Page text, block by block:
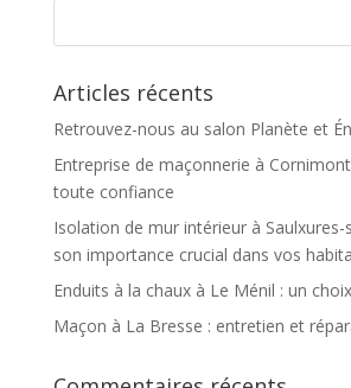
Articles récents
Retrouvez-nous au salon Planète et
Entreprise de maçonnerie à
toute confiance
Isolation de mur intérieur à
son importance crucial dans vos
Enduits à la chaux à Le Ménil : un
Maçon à La Bresse : entretien et